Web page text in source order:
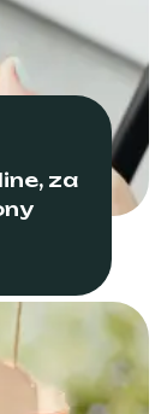
za